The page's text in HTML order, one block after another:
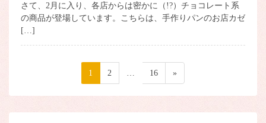
さて、2月に入り、各店からは密かに（!?）チョコレート系
の商品が登場しています。こちらは、手作りパンのお店カゼ
[…]
ペ
ー
1
ペ
ー
2
ペ
ー
16 »